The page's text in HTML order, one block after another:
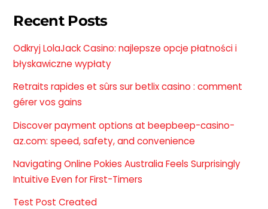
Recent Posts
Odkryj LolaJack Casino: najlepsze opcje płatności i
błyskawiczne wypłaty
Retraits rapides et sûrs sur betlix casino : comment
gérer vos gains
Discover payment options at beepbeep-casino-
az.com: speed, safety, and convenience
Navigating Online Pokies Australia Feels Surprisingly
Intuitive Even for First-Timers
Test Post Created